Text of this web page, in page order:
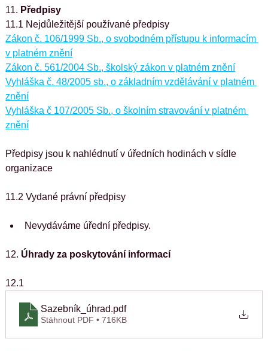
11. Předpisy
11.1 Nejdůležitější používané předpisy
Zákon č. 106/1999 Sb., o svobodném přístupu k informacím
v platném znění
Zákon č. 561/2004 Sb., školský zákon v platném znění
Vyhláška č. 48/2005 sb., o základním vzdělávání v platném
znění
Vyhláška č 107/2005 Sb., o školním stravování v platném
znění
Předpisy jsou k nahlédnutí v úředních hodinách v sídle
organizace
11.2 Vydané právní předpisy
Nevydáváme úřední předpisy.
12. Úhrady za poskytování informací
12.1
Sazebník_úhrad.pdf
Stáhnout PDF • 716KB